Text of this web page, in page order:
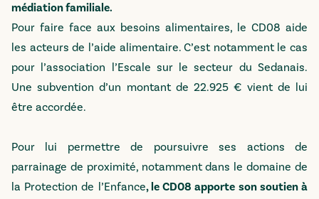
médiation familiale.
Pour faire face aux besoins alimentaires, le CD08 aide
les acteurs de l’aide alimentaire. C’est notamment le cas
pour l’association l’Escale sur le secteur du Sedanais.
Une subvention d’un montant de 22.925 € vient de lui
être accordée.
Pour lui permettre de poursuivre ses actions de
parrainage de proximité, notamment dans le domaine de
la Protection de l’Enfance, le CD08 apporte son soutien à